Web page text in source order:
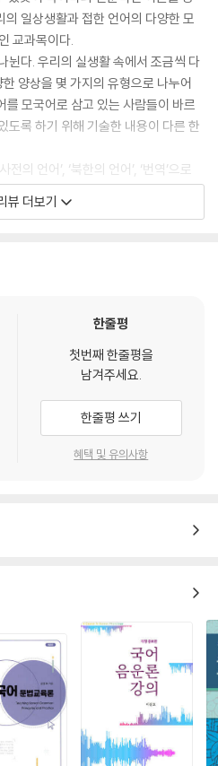
일상생활과 접한 언어의 다양한 모
교과목이다.
뉜다. 우리의 실생활 속에서 조금씩 다
양상을 몇 가지의 유형으로 나누어
모국어로 삼고 있는 사람들이 바르
도록 하기 위해 기술한 내용이 다른 한
전의 언어’, ‘북한의 언어’, ‘번역’으로
적인 지식이 필요한 경우도 없지 않
데 있어 필요한 부분이라고 생각되는
야 할 각종 예절과 관련되는 내용들이
예절 바른 말과 행동을 할 수 있는 능
, 사회생활 을 하는 데 있어서도 큰 장
는 한 사회의 문명화의 척도가 된다는
두말할 필요가 없을 것이다. 이를 통
수 있기를 기대한다.
뷰 더보기
한줄평
첫번째 한줄평을
남겨주세요.
한줄평 쓰기
혜택 및 유의사항